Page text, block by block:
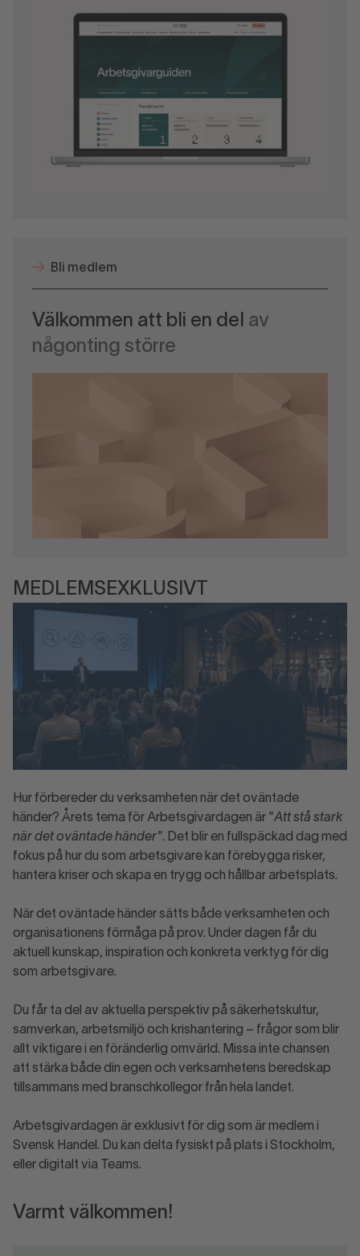
MEDLEMSEXKLUSIVT
Hur förbereder du verksamheten när det oväntade
händer? Årets tema för Arbetsgivardagen är "Att stå stark
när det oväntade händer". Det blir en fullspäckad dag med
fokus på hur du som arbetsgivare kan förebygga risker,
hantera kriser och skapa en trygg och hållbar arbetsplats.
När det oväntade händer sätts både verksamheten och
organisationens förmåga på prov. Under dagen får du
aktuell kunskap, inspiration och konkreta verktyg för dig
som arbetsgivare.
Du får ta del av aktuella perspektiv på säkerhetskultur,
samverkan, arbetsmiljö och krishantering – frågor som blir
allt viktigare i en föränderlig omvärld. Missa inte chansen
att stärka både din egen och verksamhetens beredskap
tillsammans med branschkollegor från hela landet.
Arbetsgivardagen är exklusivt för dig som är medlem i
Svensk Handel. Du kan delta fysiskt på plats i Stockholm,
eller digitalt via Teams.
Varmt välkommen!
Bli medlem
Välkommen att bli en del av
någonting större